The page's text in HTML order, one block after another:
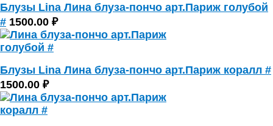
Блузы Lina Лина блуза-пончо арт.Париж голубой
# 1500.00 ₽
Блузы Lina Лина блуза-пончо арт.Париж коралл #
1500.00 ₽